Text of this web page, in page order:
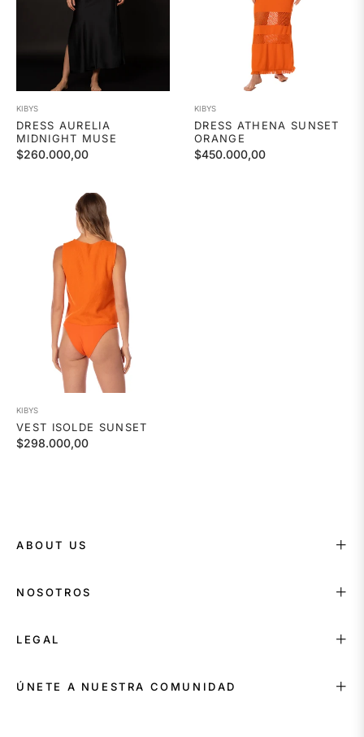
KIBYS
DRESS AURELIA
MIDNIGHT MUSE
Precio
$260.000,00
KIBYS
DRESS ATHENA SUNSET
ORANGE
Precio
$450.000,00
KIBYS
VEST ISOLDE SUNSET
Precio
$298.000,00
ABOUT US
NOSOTROS
LEGAL
ÚNETE A NUESTRA COMUNIDAD